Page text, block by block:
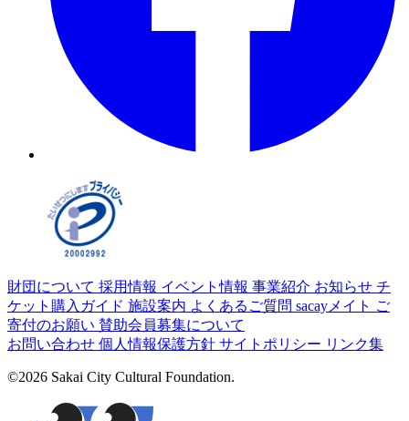
財団について 採用情報 イベント情報 事業紹介 お知らせ チ
ケット購入ガイド 施設案内 よくあるご質問 sacayメイト ご
寄付のお願い 賛助会員募集について
お問い合わせ 個人情報保護方針 サイトポリシー リンク集
©2026 Sakai City Cultural Foundation.